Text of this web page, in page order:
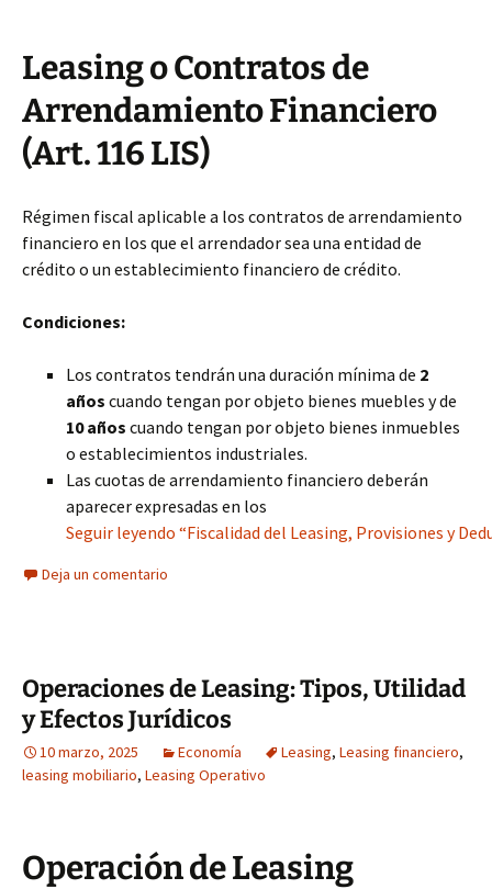
Leasing o Contratos de
Arrendamiento Financiero
(Art. 116 LIS)
Régimen fiscal aplicable a los contratos de arrendamiento
financiero en los que el arrendador sea una entidad de
crédito o un establecimiento financiero de crédito.
Condiciones:
Los contratos tendrán una duración mínima de 2
años cuando tengan por objeto bienes muebles y de
10 años cuando tengan por objeto bienes inmuebles
o establecimientos industriales.
Las cuotas de arrendamiento financiero deberán
aparecer expresadas en los
Seguir leyendo “Fiscalidad del Leasing, Provisiones y
Deja un comentario
Operaciones de Leasing: Tipos, Utilidad
y Efectos Jurídicos
10 marzo, 2025 Economía Leasing, Leasing financiero,
leasing mobiliario, Leasing Operativo
Operación de Leasing